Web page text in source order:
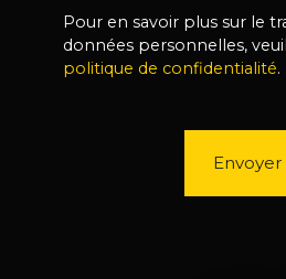
Pour en savoir plus sur le
données personnelles,
politique de confidentialité.
Envoyer